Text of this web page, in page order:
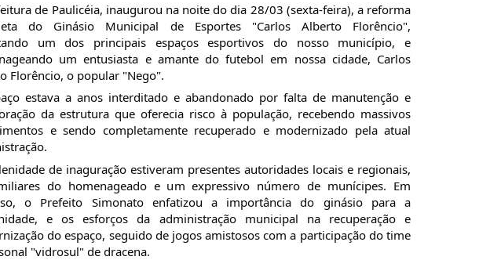
de Paulicéia, inaugurou na noite do dia 28/03 (sexta-feira), a reforma
do Ginásio Municipal de Esportes "Carlos Alberto Florêncio",
um dos principais espaços esportivos do nosso município, e
um entusiasta e amante do futebol em nossa cidade, Carlos
Florêncio, o popular "Nego".
estava a anos interditado e abandonado por falta de manutenção e
da estrutura que oferecia risco à população, recebendo massivos
e sendo completamente recuperado e modernizado pela atual
de inaguração estiveram presentes autoridades locais e regionais,
do homenageado e um expressivo número de munícipes. Em
o Prefeito Simonato enfatizou a importância do ginásio para a
e os esforços da administração municipal na recuperação e
do espaço, seguido de jogos amistosos com a participação do time
"vidrosul" de dracena.